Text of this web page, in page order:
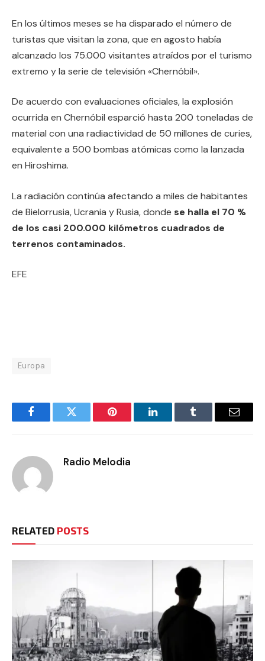
En los últimos meses se ha disparado el número de
turistas que visitan la zona, que en agosto había
alcanzado los 75.000 visitantes atraídos por el turismo
extremo y la serie de televisión «Chernóbil».
De acuerdo con evaluaciones oficiales, la explosión
ocurrida en Chernóbil esparció hasta 200 toneladas de
material con una radiactividad de 50 millones de curies,
equivalente a 500 bombas atómicas como la lanzada
en Hiroshima.
La radiación continúa afectando a miles de habitantes
de Bielorrusia, Ucrania y Rusia, donde se halla el 70 %
de los casi 200.000 kilómetros cuadrados de
terrenos contaminados.
EFE
Europa
FacebookTwitter Pinterest LinkedInTumblr Email
Radio Melodia
RELATED POSTS